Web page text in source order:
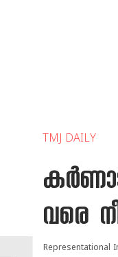
TMJ DAILY
വരെ
Representational